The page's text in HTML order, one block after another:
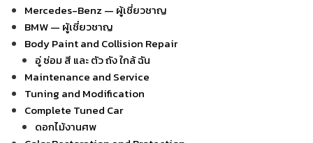
Mercedes-Benz — ผู้เชี่ยวชาญ
BMW — ผู้เชี่ยวชาญ
Body Paint and Collision Repair
อู่ ซ่อม สี และ ตัว ถัง ใกล้ ฉัน
Maintenance and Service
Tuning and Modification
Complete Tuned Car
ดอกไม้งานศพ